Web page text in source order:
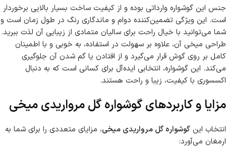
جنس این گوشواره وارداتی بوده و از کیفیت ساخت بسیار بالایی برخوردار
است. این ویژگی تضمین‌کننده دوام و ماندگاری رنگ در طول زمان است و
شما می‌توانید با خیال راحت برای سالیان متمادی از زیبایی آن لذت ببرید.
طراحی میخی آن، علاوه بر سهولت در استفاده، به خوبی و با اطمینان
کامل بر روی گوش قرار می‌گیرد و از افتادن یا گم شدن آن جلوگیری
می‌کند. این گوشواره، انتخابی ایده‌آل برای کسانی است که به دنبال
اکسسوری با کیفیت، زیبا و راحت هستند.
مزایا و کاربردهای گوشواره گل مرواریدی میخی
انتخاب این گوشواره گل مرواریدی میخی، مزایای متعددی را برای شما به
ارمغان می‌آورد: